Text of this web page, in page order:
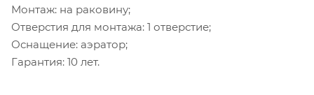
Монтаж: на раковину;
Отверстия для монтажа: 1 отверстие;
Оснащение: аэратор;
Гарантия: 10 лет.